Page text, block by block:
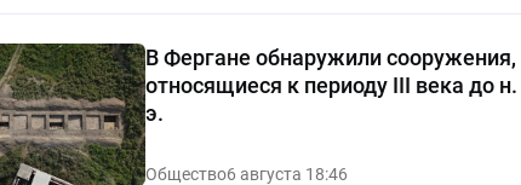
В Фергане обнаружили сооружения,
относящиеся к периоду III века до н.
э.
Общество6 августа 18:46